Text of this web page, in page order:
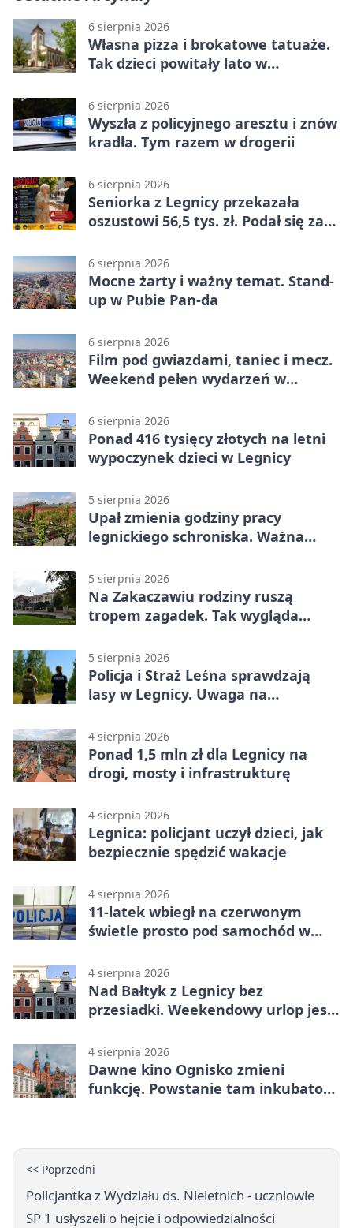
6 sierpnia 2026
Własna pizza i brokatowe tatuaże.
Tak dzieci powitały lato w
6 sierpnia 2026
Wyszła z policyjnego aresztu i znów
kradła. Tym razem w drogerii
6 sierpnia 2026
Seniorka z Legnicy przekazała
oszustowi 56,5 tys. zł. Podał się za
6 sierpnia 2026
Mocne żarty i ważny temat. Stand-
up w Pubie Pan-da
6 sierpnia 2026
Film pod gwiazdami, taniec i mecz.
Weekend pełen wydarzeń w
6 sierpnia 2026
Ponad 416 tysięcy złotych na letni
wypoczynek dzieci w Legnicy
5 sierpnia 2026
Upał zmienia godziny pracy
legnickiego schroniska. Ważna
5 sierpnia 2026
Na Zakaczawiu rodziny ruszą
tropem zagadek. Tak wygląda
5 sierpnia 2026
Policja i Straż Leśna sprawdzają
lasy w Legnicy. Uwaga na
4 sierpnia 2026
Ponad 1,5 mln zł dla Legnicy na
drogi, mosty i infrastrukturę
4 sierpnia 2026
Legnica: policjant uczył dzieci, jak
bezpiecznie spędzić wakacje
4 sierpnia 2026
11-latek wbiegł na czerwonym
świetle prosto pod samochód w
4 sierpnia 2026
Nad Bałtyk z Legnicy bez
przesiadki. Weekendowy urlop jest
4 sierpnia 2026
Dawne kino Ognisko zmieni
funkcję. Powstanie tam inkubator
<< Poprzedni
Policjantka z Wydziału ds. Nieletnich - uczniowie
SP 1 usłyszeli o hejcie i odpowiedzialności